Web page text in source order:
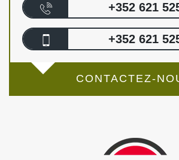
+352 621
+352 621
CONTACTEZ-